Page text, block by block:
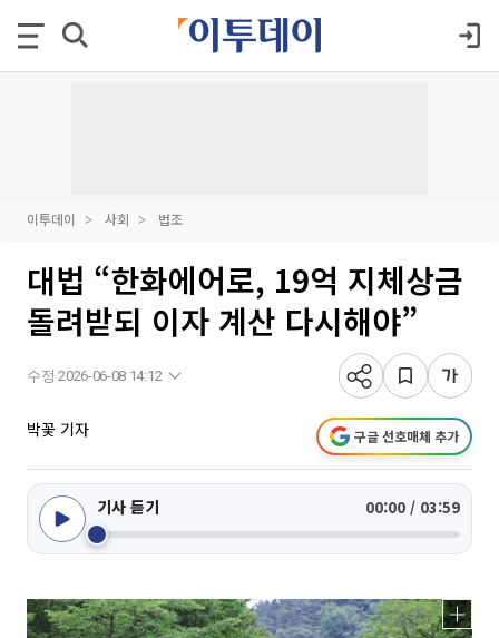
이투데이 사회 법조
대법 “한화에어로, 19억 지체상금
돌려받되 이자 계산 다시해야”
수정 2026-06-08 14:12
박꽃 기자 구글 선호매체 추가
기사 듣기 00:00 / 03:59